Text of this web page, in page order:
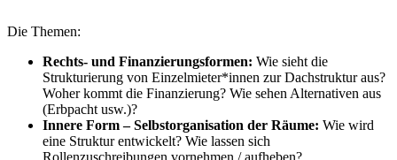
Die Themen:
Rechts- und Finanzierungsformen: Wie sieht die
Strukturierung von Einzelmieter*innen zur Dachstruktur aus?
Woher kommt die Finanzierung? Wie sehen Alternativen aus
(Erbpacht usw.)?
Innere Form – Selbstorganisation der Räume: Wie wird
eine Struktur entwickelt? Wie lassen sich
Rollenzuschreibungen vornehmen / aufheben?